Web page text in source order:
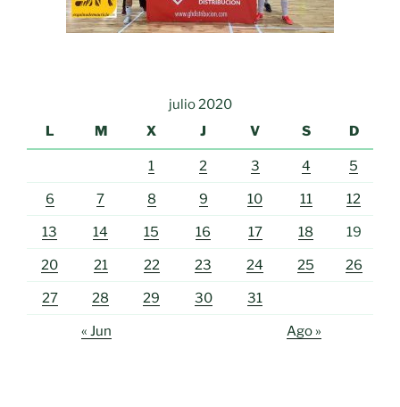
julio 2020
L
M X J V S D
1 2 3 4 5
6 7 8 9 10 11 12
13 14 15 16 17 18 19
20 21 22 23 24 25 26
27 28 29 30 31
« Jun Ago »